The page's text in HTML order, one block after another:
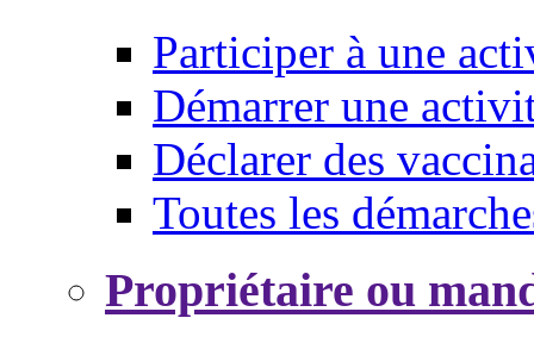
Participer à une
Démarrer une
Déclarer des
Toutes les
Propriétaire ou